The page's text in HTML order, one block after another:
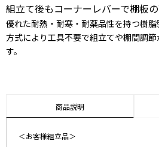
組立て後もコーナーレバーで棚板
優れた耐熱・耐寒・耐薬品性を持つ樹
方式により工具不要で組立てや棚間調
す。
商品説明
＜お客様組立品＞